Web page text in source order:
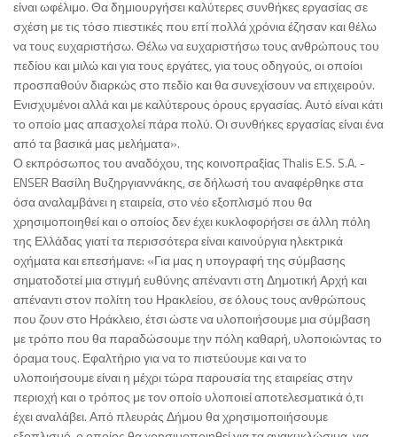
είναι ωφέλιμο. Θα δημιουργήσει καλύτερες συνθήκες εργασίας σε
σχέση με τις τόσο πιεστικές που επί πολλά χρόνια έζησαν και θέλω
να τους ευχαριστήσω. Θέλω να ευχαριστήσω τους ανθρώπους του
πεδίου και μιλώ και για τους εργάτες, για τους οδηγούς, οι οποίοι
προσπαθούν διαρκώς στο πεδίο και θα συνεχίσουν να επιχειρούν.
Ενισχυμένοι αλλά και με καλύτερους όρους εργασίας. Αυτό είναι κάτι
το οποίο μας απασχολεί πάρα πολύ. Οι συνθήκες εργασίας είναι ένα
από τα βασικά μας μελήματα».
Ο εκπρόσωπος του αναδόχου, της κοινοπραξίας Thalis E.S. S.A. -
ENSER Βασίλη Βυζηργιαννάκης, σε δήλωσή του αναφέρθηκε στα
όσα αναλαμβάνει η εταιρεία, στο νέο εξοπλισμό που θα
χρησιμοποιηθεί και ο οποίος δεν έχει κυκλοφορήσει σε άλλη πόλη
της Ελλάδας γιατί τα περισσότερα είναι καινούργια ηλεκτρικά
οχήματα και επεσήμανε: «Για μας η υπογραφή της σύμβασης
σηματοδοτεί μια στιγμή ευθύνης απέναντι στη Δημοτική Αρχή και
απέναντι στον πολίτη του Ηρακλείου, σε όλους τους ανθρώπους
που ζουν στο Ηράκλειο, έτσι ώστε να υλοποιήσουμε μια σύμβαση
με τρόπο που θα παραδώσουμε την πόλη καθαρή, υλοποιώντας το
όραμα τους. Εφαλτήριο για να το πιστεύουμε και να το
υλοποιήσουμε είναι η μέχρι τώρα παρουσία της εταιρείας στην
περιοχή και ο τρόπος με τον οποίο υλοποιεί αποτελεσματικά ό,τι
έχει αναλάβει. Από πλευράς Δήμου θα χρησιμοποιήσουμε